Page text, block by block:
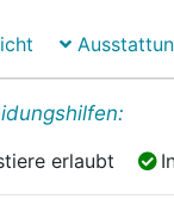
erlaubt
erlaubt